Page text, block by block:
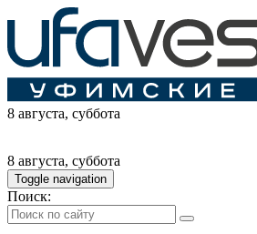
8 августа, суббота
8 августа, суббота
Toggle navigation
Поиск: